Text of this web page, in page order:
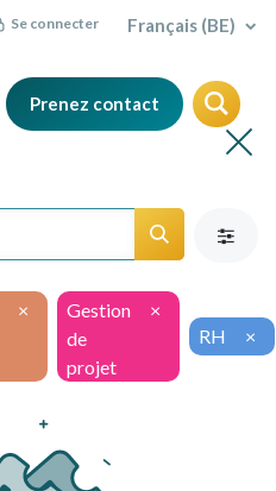
Se connecter Français (BE)
Prenez contact
×
Gestion
de
projet
×
RH
×